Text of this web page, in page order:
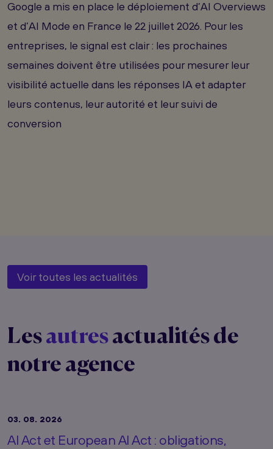
Google a mis en place le déploiement d’AI Overviews
et d’AI Mode en France le 22 juillet 2026. Pour les
entreprises, le signal est clair : les prochaines
semaines doivent être utilisées pour mesurer leur
visibilité actuelle dans les réponses IA et adapter
leurs contenus, leur autorité et leur suivi de
conversion
Voir toutes les actualités
Lesautresactualités de
notre agence
03. 08. 2026
AI Act et European AI Act : obligations,